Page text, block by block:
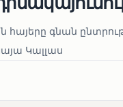
հայերը գնան
Կալլաս